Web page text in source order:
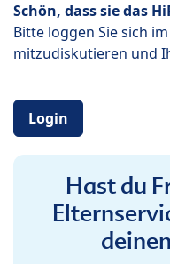
Schön, dass sie das
Bitte loggen Sie sich
mitzudiskutieren und
Login
Hast du